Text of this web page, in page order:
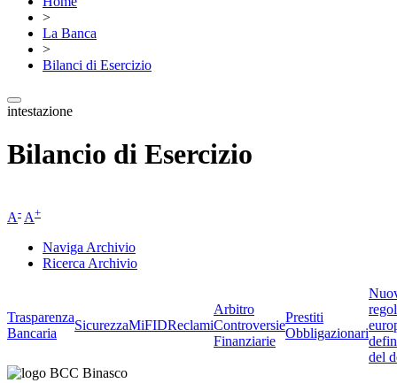
>
La Banca
>
Bilanci di Esercizio
intestazione
Bilancio di Esercizio
A- A+
Naviga Archivio
Ricerca Archivio
Trasparenza
Bancaria
SicurezzaMiFIDReclami
Arbitro
Controversie
Finanziarie
Prestiti
Obbligazionari
del